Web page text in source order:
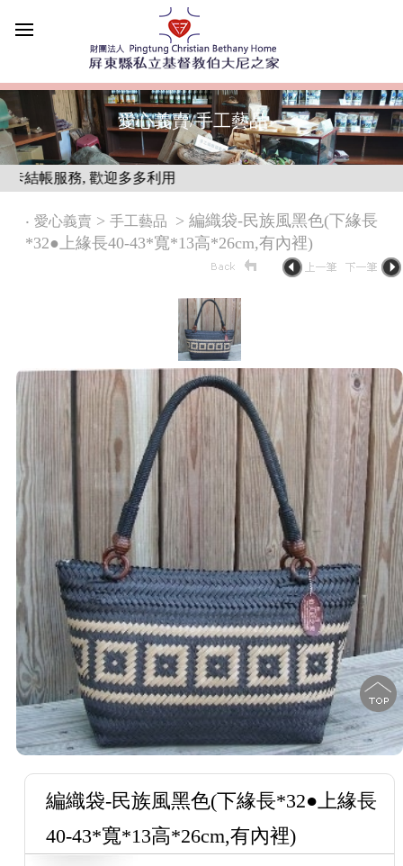
愛心義賣/手工藝品
帳服務, 歡迎多多利用
‧ 愛心義賣 > 手工藝品
> 編織袋-民族風黑色(下緣長
*32●上緣長40-43*寬*13高*26cm,有內裡)
編織袋-民族風黑色(下緣長*32●上緣長
40-43*寬*13高*26cm,有內裡)